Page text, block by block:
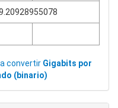
convertir Gigabits por
(binario)